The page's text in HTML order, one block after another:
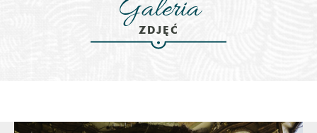
Galeria
ZDJĘĆ